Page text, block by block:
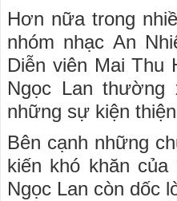
Hơn nữa trong
nhóm nhạc An
Diễn viên Mai Thu
Ngọc Lan thường
những sự kiện
Bên cạnh những
kiến khó khăn
Ngọc Lan còn dốc